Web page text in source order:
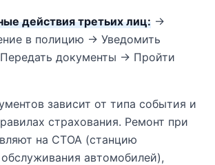
действия третьих лиц: →
в полицию → Уведомить
документы → Пройти
зависит от типа события и
страхования. Ремонт при
на СТОА (станцию
автомобилей),